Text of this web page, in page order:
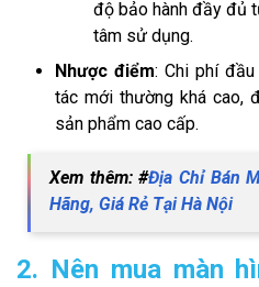
độ bảo hành đầy đủ
tâm sử dụng.
Nhược điểm: Chi phí
tác mới thường khá cao,
sản phẩm cao cấp.
Xem thêm: #Địa Chỉ Bán
Hãng, Giá Rẻ Tại Hà Nội
2. Nên mua màn